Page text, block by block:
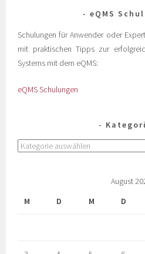
eQMS
Schulungen für Anwender oder
mit praktischen Tipps zur
Systems mit dem eQMS:
eQMS Schulungen
August
M
D M D